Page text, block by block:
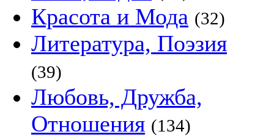
Красота и Мода (32)
Литература, Поэзия
(39)
Любовь, Дружба,
Отношения (134)